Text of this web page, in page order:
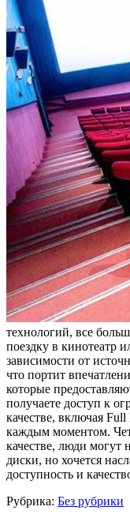
технологий, все
поездку в кинотеатр
зависимости от
что портит
которые
получаете доступ к
качестве, включая
каждым моментом.
качестве, люди могут
диски, но хочется
доступность и
Рубрика: Без рубрики